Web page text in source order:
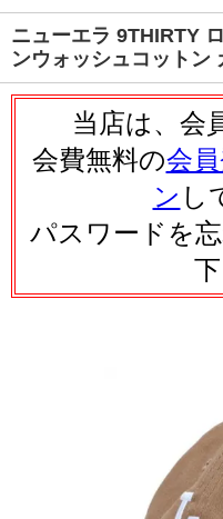
ニューエラ 9THIRTY
ンウォッシュコットン
当店は、会
会費無料の会
ン し
パスワードを